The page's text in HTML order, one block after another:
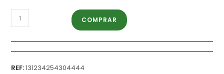
COMPRAR
REF:131234254304444